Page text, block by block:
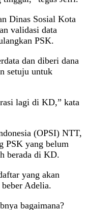
Dinas Sosial Kota
validasi data
PSK.
dan diberi dana
setuju untuk
lagi di KD,” kata
(OPSI) NTT,
PSK yang belum
berada di KD.
yang akan
Adelia.
bagaimana?